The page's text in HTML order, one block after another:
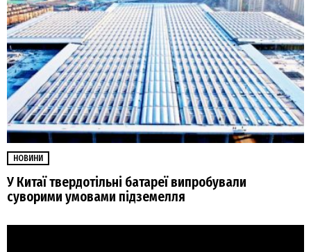
НОВИНИ
У Китаї твердотільні батареї випробували
суворими умовами підземелля